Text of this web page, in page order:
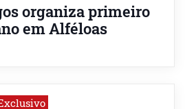
organiza primeiro
em Alféloas